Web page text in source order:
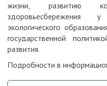
жизни, развитию
здоровьесбережения
экологического
государственной
развития.
Подробности в